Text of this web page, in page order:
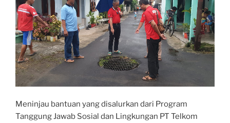
Meninjau bantuan yang disalurkan dari Program
Tanggung Jawab Sosial dan Lingkungan PT Telkom